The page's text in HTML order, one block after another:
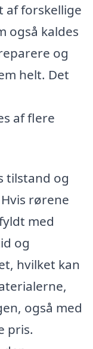
forskellige
også kaldes
og
helt. Det
af flere
tilstand og
rørene
med
og
hvilket kan
også med
pris.